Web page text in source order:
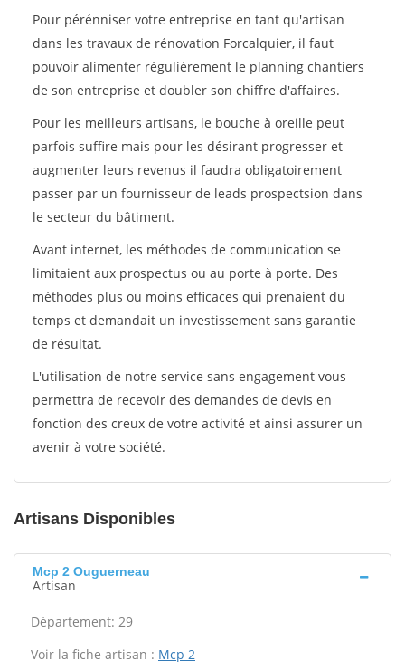
Pour pérénniser votre entreprise en tant qu'artisan
dans les travaux de rénovation Forcalquier, il faut
pouvoir alimenter régulièrement le planning chantiers
de son entreprise et doubler son chiffre d'affaires.
Pour les meilleurs artisans, le bouche à oreille peut
parfois suffire mais pour les désirant progresser et
augmenter leurs revenus il faudra obligatoirement
passer par un fournisseur de leads prospectsion dans
le secteur du bâtiment.
Avant internet, les méthodes de communication se
limitaient aux prospectus ou au porte à porte. Des
méthodes plus ou moins efficaces qui prenaient du
temps et demandait un investissement sans garantie
de résultat.
L'utilisation de notre service sans engagement vous
permettra de recevoir des demandes de devis en
fonction des creux de votre activité et ainsi assurer un
avenir à votre société.
Artisans Disponibles
Mcp 2 Ouguerneau
Artisan
Département: 29
Voir la fiche artisan : Mcp 2